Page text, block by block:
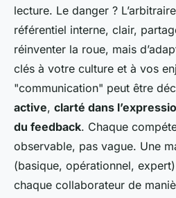
lecture. Le danger ?
référentiel interne, clair,
réinventer la roue, mais
clés à votre culture et à vos
"communication" peut être
active, clarté dans
du feedback. Chaque
observable, pas vague. Une
(basique, opérationnel,
chaque collaborateur de